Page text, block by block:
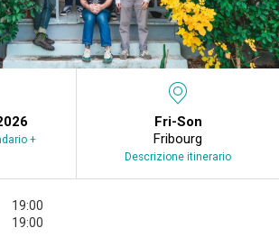
+
Fri-Son
Fribourg
Descrizione itinerario
19:00
19:00